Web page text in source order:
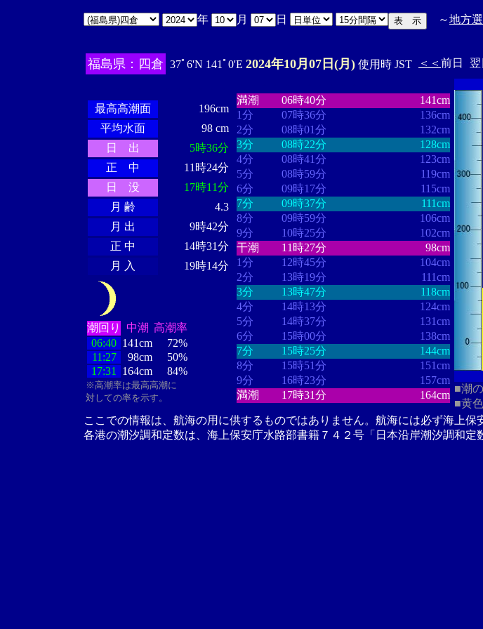
年 月 日 ～地方
福島県：四倉 37ﾟ6'N 141ﾟ0'E 2024年10月07日(月) 使用時 JST ＜＜ 前日 翌
最高高潮面
196cm
平均水面
98 cm
日 出
5時36分
正 中
11時24分
日 没
17時11分
月 齢
4.3
月 出
9時42分
正 中
14時31分
月 入
19時14分
潮回り 中潮 高潮率
06:40 141cm
72%
11:27
98cm
50%
17:31
164cm 84%
※高潮率は最高高潮に
対しての率を示す。
満潮
06時40分
141cm
1分
07時36分
136cm
2分
08時01分
132cm
3分
08時22分
128cm
4分
08時41分
123cm
5分
08時59分
119cm
6分
09時17分
115cm
7分
09時37分
111cm
8分
09時59分
106cm
9分
10時25分
102cm
干潮
11時27分
98cm
1分
12時45分
104cm
2分
13時19分
111cm
3分
13時47分
118cm
4分
14時13分
124cm
5分
14時37分
131cm
6分
15時00分
138cm
7分
15時25分
144cm
8分
15時51分
151cm
9分
16時23分
157cm
満潮
17時31分 164cm
■潮
■黄
ここでの情報は、航海の用に供するものではありません。航海には必ず海上保
各港の潮汐調和定数は、海上保安庁水路部書籍７４２号「日本沿岸潮汐調和定